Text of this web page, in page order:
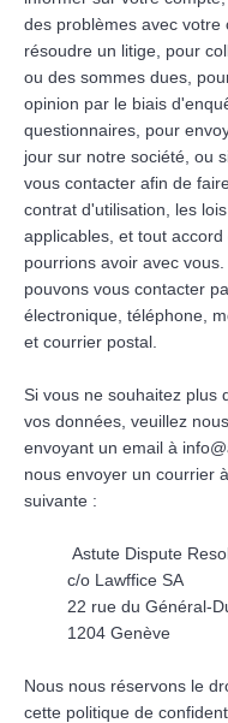
des problèmes avec votre
résoudre un litige, pour
ou des sommes dues,
opinion par le biais
questionnaires, pour
jour sur notre société, ou
vous contacter afin de
contrat d'utilisation, les
applicables, et tout accord
pourrions avoir avec
pouvons vous contacter
électronique, téléphone,
et courrier postal.
Si vous ne souhaitez plus
vos données, veuillez
envoyant un email à
nous envoyer un courrier
suivante :
Astute Dispute
c/o Lawffice SA
22 rue du Général-
1204 Genève
Nous nous réservons le
cette politique de